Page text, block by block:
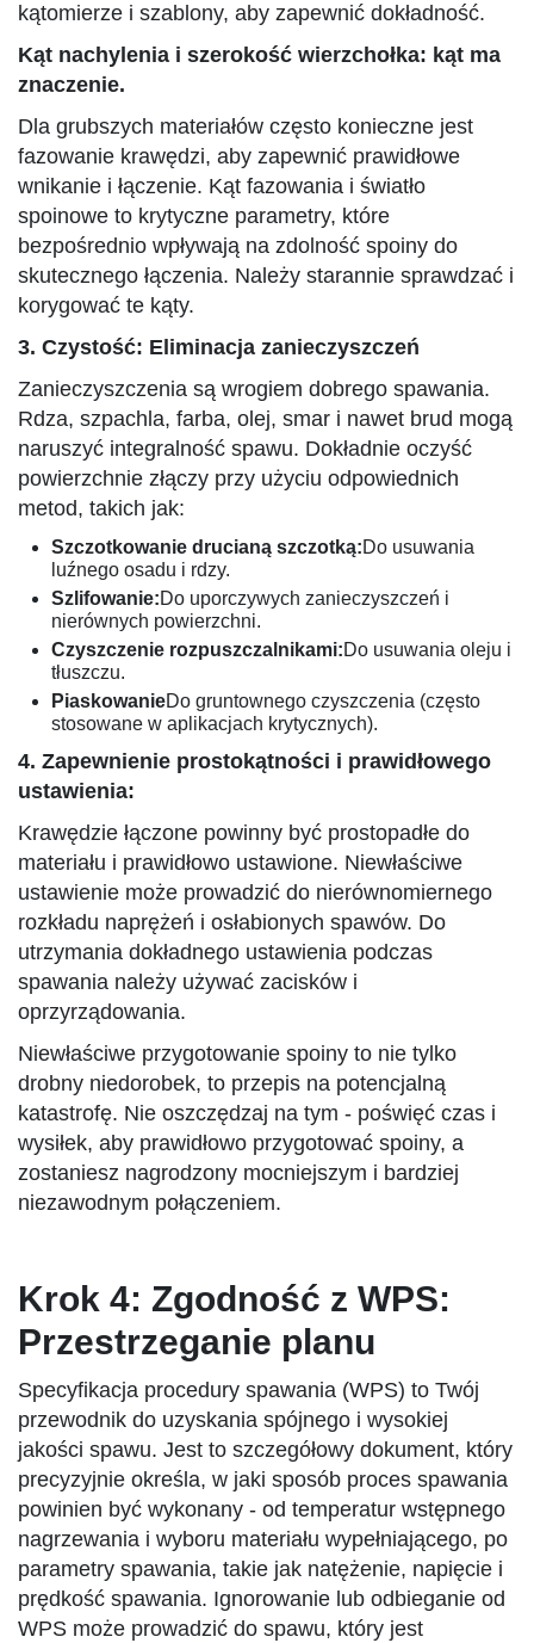
kątomierze i szablony, aby zapewnić dokładność.
Kąt nachylenia i szerokość wierzchołka: kąt ma
znaczenie.
Dla grubszych materiałów często konieczne jest
fazowanie krawędzi, aby zapewnić prawidłowe
wnikanie i łączenie. Kąt fazowania i światło
spoinowe to krytyczne parametry, które
bezpośrednio wpływają na zdolność spoiny do
skutecznego łączenia. Należy starannie sprawdzać i
korygować te kąty.
3. Czystość: Eliminacja zanieczyszczeń
Zanieczyszczenia są wrogiem dobrego spawania.
Rdza, szpachla, farba, olej, smar i nawet brud mogą
naruszyć integralność spawu. Dokładnie oczyść
powierzchnie złączy przy użyciu odpowiednich
metod, takich jak:
Szczotkowanie drucianą szczotką:Do usuwania
luźnego osadu i rdzy.
Szlifowanie:Do uporczywych zanieczyszczeń i
nierównych powierzchni.
Czyszczenie rozpuszczalnikami:Do usuwania oleju i
tłuszczu.
PiaskowanieDo gruntownego czyszczenia (często
stosowane w aplikacjach krytycznych).
4. Zapewnienie prostokątności i prawidłowego
ustawienia:
Krawędzie łączone powinny być prostopadłe do
materiału i prawidłowo ustawione. Niewłaściwe
ustawienie może prowadzić do nierównomiernego
rozkładu naprężeń i osłabionych spawów. Do
utrzymania dokładnego ustawienia podczas
spawania należy używać zacisków i
oprzyrządowania.
Niewłaściwe przygotowanie spoiny to nie tylko
drobny niedorobek, to przepis na potencjalną
katastrofę. Nie oszczędzaj na tym - poświęć czas i
wysiłek, aby prawidłowo przygotować spoiny, a
zostaniesz nagrodzony mocniejszym i bardziej
niezawodnym połączeniem.
Krok 4: Zgodność z WPS:
Przestrzeganie planu
Specyfikacja procedury spawania (WPS) to Twój
przewodnik do uzyskania spójnego i wysokiej
jakości spawu. Jest to szczegółowy dokument, który
precyzyjnie określa, w jaki sposób proces spawania
powinien być wykonany - od temperatur wstępnego
nagrzewania i wyboru materiału wypełniającego, po
parametry spawania, takie jak natężenie, napięcie i
prędkość spawania. Ignorowanie lub odbieganie od
WPS może prowadzić do spawu, który jest